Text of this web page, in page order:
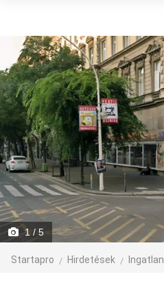
1 / 5
Startapro Hirdetések Ingatlan